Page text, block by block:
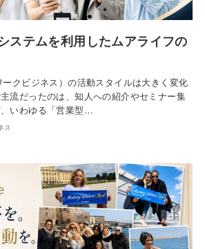
ステムを利用したムアライフの
クビジネス）の活動スタイルは大きく変化
流だったのは、知人への紹介やセミナー集
いわゆる「営業型…
ス